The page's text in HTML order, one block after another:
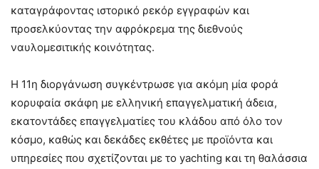
καταγράφοντας ιστορικό ρεκόρ εγγραφών και
προσελκύοντας την αφρόκρεμα της διεθνούς
ναυλομεσιτικής κοινότητας.
Η 11η διοργάνωση συγκέντρωσε για ακόμη μία φορά
κορυφαία σκάφη με ελληνική επαγγελματική άδεια,
εκατοντάδες επαγγελματίες του κλάδου από όλο τον
κόσμο, καθώς και δεκάδες εκθέτες με προϊόντα και
υπηρεσίες που σχετίζονται με το yachting και τη θαλάσσια